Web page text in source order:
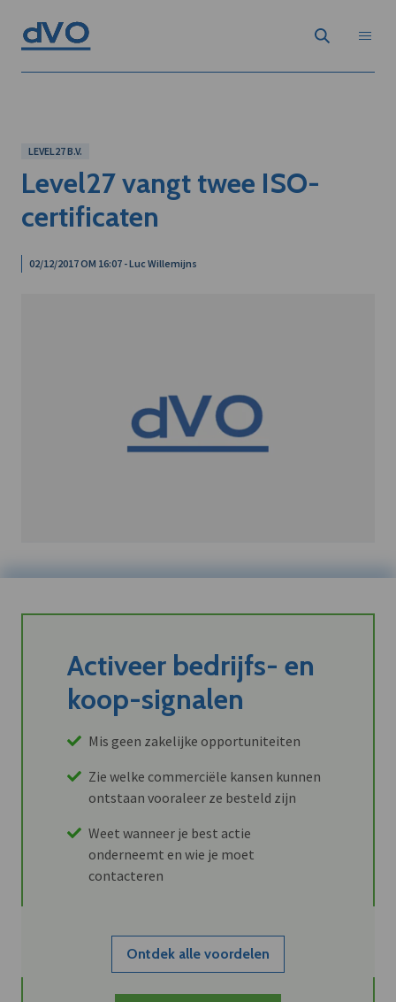
LEVEL27 B.V.
Level27 vangt twee ISO-
certificaten
02/12/2017 OM 16:07 - Luc Willemijns
Activeer bedrijfs- en
koop-signalen
Mis geen zakelijke opportuniteiten
Zie welke commerciële kansen kunnen
ontstaan vooraleer ze besteld zijn
Weet wanneer je best actie
onderneemt en wie je moet
contacteren
Ontdek alle voordelen